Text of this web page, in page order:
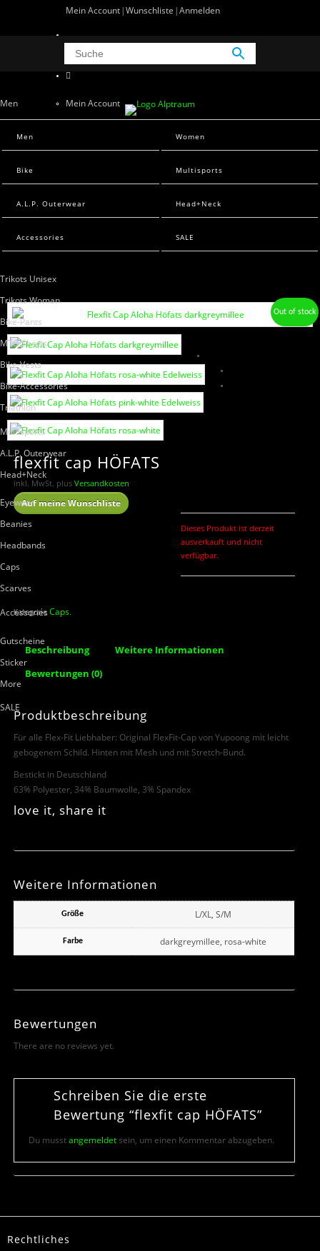
Mein Account Wunschliste Anmelden
Men
Men Sweats
Men T-Shirts
Women
Women Sweats
Bike
Trikots Unisex
Trikots Woman
Bike-Pants
MTB-Shorts
Bike-Vests
Bike-Accessories
Triathlon
Multisports
A.L.P. Outerwear
Head+Neck
Eyewear
Beanies
Headbands
Caps
Scarves
Accessories
Gutscheine
Sticker
More
SALE
Mein Account
Men Women
Bike Multisports
A.L.P. Outerwear Head+Neck
Accessories SALE
Out of stock
flexfit cap HÖFATS
inkl. MwSt. plus Versandkosten
Dieses Produkt ist derzeit
ausverkauft und nicht
verfügbar.
Auf meine Wunschliste
Kategorie Caps.
Beschreibung
Weitere Informationen
Bewertungen (0)
Produktbeschreibung
Für alle Flex-Fit Liebhaber: Original FlexFit-Cap von Yupoong mit leicht
gebogenem Schild. Hinten mit Mesh und mit Stretch-Bund.
Bestickt in Deutschland
63% Polyester, 34% Baumwolle, 3% Spandex
love it, share it
Weitere Informationen
Größe L/XL, S/M
Farbe darkgreymillee, rosa-white
Bewertungen
There are no reviews yet.
Schreiben Sie die erste
Bewertung “flexfit cap HÖFATS”
Du musstangemeldetsein, um einen Kommentar abzugeben.
Rechtliches